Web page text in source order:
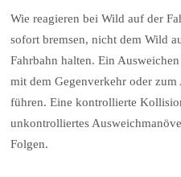
Wie reagieren bei Wild auf der
sofort bremsen, nicht dem Wild
Fahrbahn halten. Ein
mit dem Gegenverkehr oder
führen. Eine kontrollierte
unkontrolliertes
Folgen.